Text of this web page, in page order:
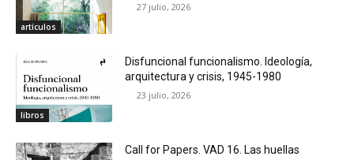
artículos
27 julio, 2026
libros
Disfuncional funcionalismo. Ideología,
arquitectura y crisis, 1945-1980
23 julio, 2026
Call for Papers. VAD 16. Las huellas